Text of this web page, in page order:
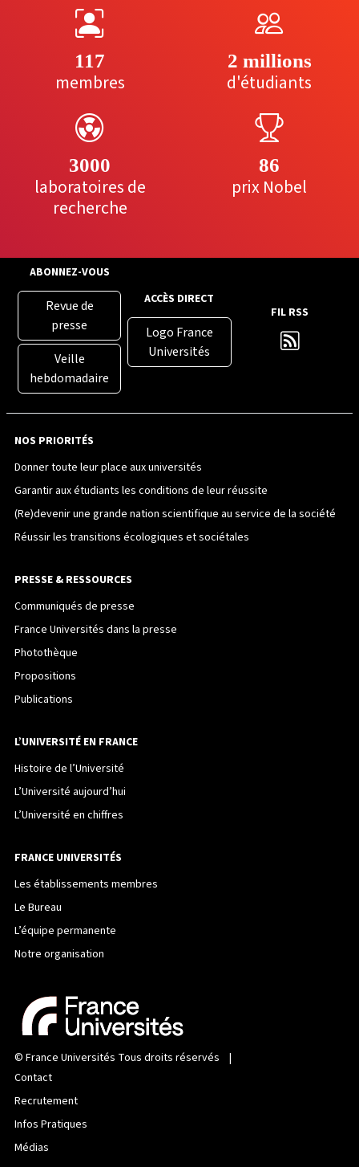
117
membres
2 millions
d'étudiants
3000
laboratoires de
recherche
86
prix Nobel
ABONNEZ-VOUS
Revue de
presse
Veille
hebdomadaire
ACCÈS DIRECT
Logo France
Universités
FIL RSS
NOS PRIORITÉS
Donner toute leur place aux universités
Garantir aux étudiants les conditions de leur réussite
(Re)devenir une grande nation scientifique au service de la société
Réussir les transitions écologiques et sociétales
PRESSE & RESSOURCES
Communiqués de presse
France Universités dans la presse
Photothèque
Propositions
Publications
L’UNIVERSITÉ EN FRANCE
Histoire de l’Université
L’Université aujourd’hui
L’Université en chiffres
FRANCE UNIVERSITÉS
Les établissements membres
Le Bureau
L’équipe permanente
Notre organisation
© France Universités Tous droits réservés |
Contact
Recrutement
Infos Pratiques
Médias